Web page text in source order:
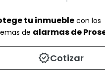
tu inmueble con los
de alarmas de
Cotizar